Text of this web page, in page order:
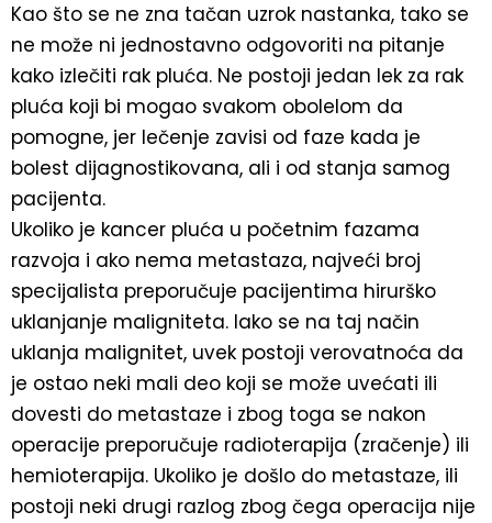
Kao što se ne zna tačan uzrok nastanka, tako se
ne može ni jednostavno odgovoriti na pitanje
kako izlečiti rak pluća. Ne postoji jedan lek za rak
pluća koji bi mogao svakom obolelom da
pomogne, jer lečenje zavisi od faze kada je
bolest dijagnostikovana, ali i od stanja samog
pacijenta.
Ukoliko je kancer pluća u početnim fazama
razvoja i ako nema metastaza, najveći broj
specijalista preporučuje pacijentima hirurško
uklanjanje maligniteta. Iako se na taj način
uklanja malignitet, uvek postoji verovatnoća da
je ostao neki mali deo koji se može uvećati ili
dovesti do metastaze i zbog toga se nakon
operacije preporučuje radioterapija (zračenje) ili
hemioterapija. Ukoliko je došlo do metastaze, ili
postoji neki drugi razlog zbog čega operacija nije